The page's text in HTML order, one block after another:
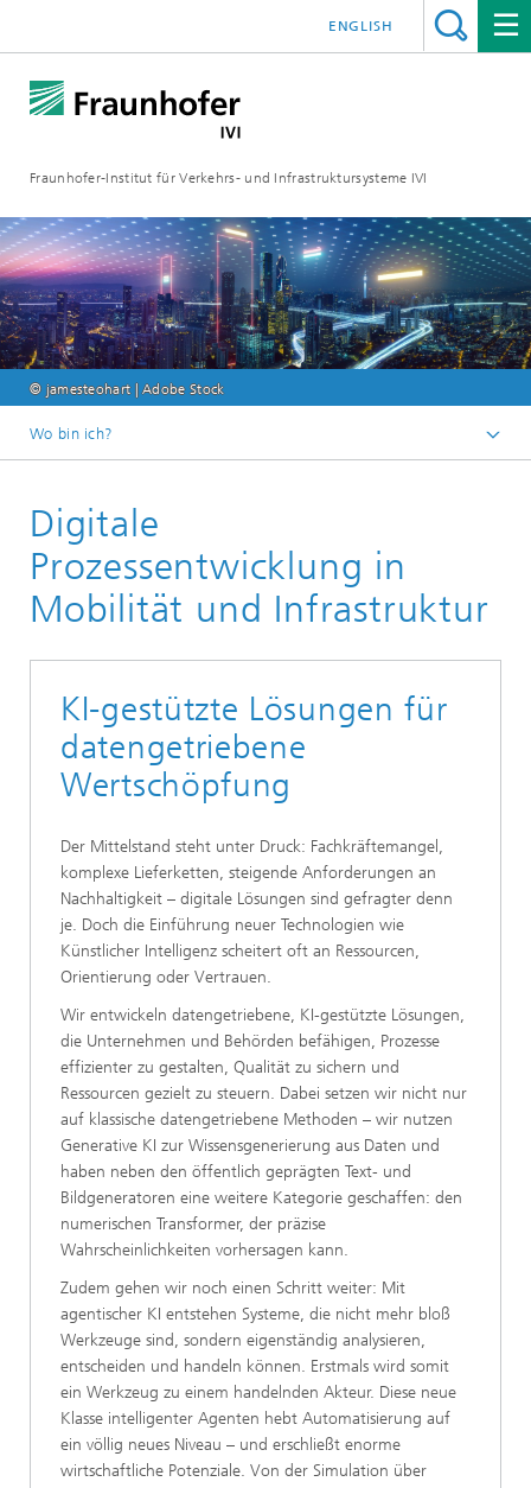
Fraunhofer-Institut für Verkehrs- und Infrastruktursysteme IVI
ENGLISH
© jamesteohart | Adobe Stock
Wo bin ich?
Forschungsfelder
Digitale
Prozessentwicklung in
Mobilität und Infrastruktur
KI-gestützte Lösungen für
datengetriebene
Wertschöpfung
Der Mittelstand steht unter Druck: Fachkräftemangel,
komplexe Lieferketten, steigende Anforderungen an
Nachhaltigkeit – digitale Lösungen sind gefragter denn
je. Doch die Einführung neuer Technologien wie
Künstlicher Intelligenz scheitert oft an Ressourcen,
Orientierung oder Vertrauen.
Wir entwickeln datengetriebene, KI-gestützte Lösungen,
die Unternehmen und Behörden befähigen, Prozesse
effizienter zu gestalten, Qualität zu sichern und
Ressourcen gezielt zu steuern. Dabei setzen wir nicht nur
auf klassische datengetriebene Methoden – wir nutzen
Generative KI zur Wissensgenerierung aus Daten und
haben neben den öffentlich geprägten Text- und
Bildgeneratoren eine weitere Kategorie geschaffen: den
numerischen Transformer, der präzise
Wahrscheinlichkeiten vorhersagen kann.
Zudem gehen wir noch einen Schritt weiter: Mit
agentischer KI entstehen Systeme, die nicht mehr bloß
Werkzeuge sind, sondern eigenständig analysieren,
entscheiden und handeln können. Erstmals wird somit
ein Werkzeug zu einem handelnden Akteur. Diese neue
Klasse intelligenter Agenten hebt Automatisierung auf
ein völlig neues Niveau – und erschließt enorme
wirtschaftliche Potenziale. Von der Simulation über